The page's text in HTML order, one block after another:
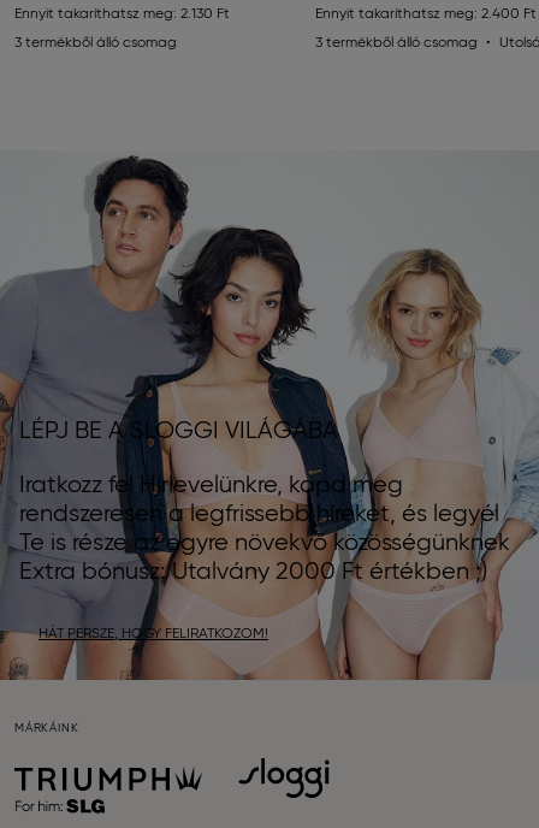
Ennyit takaríthatsz meg: 2.130 Ft
3 termékből álló csomag
Ennyit takaríthatsz meg: 2.400 Ft
3 termékből álló csomag
LÉPJ BE A SLOGGI VILÁGÁBA
Iratkozz fel Hírlevelünkre, kapd meg
rendszeresen a legfrissebb híreket, és legyél
Te is része az egyre növekvő közösségünknek
Extra bónusz: Utalvány 2000 Ft értékben ;)
HÁT PERSZE, HOGY FELIRATKOZOM!
MÁRKÁINK